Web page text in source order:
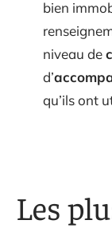
bien
niveau de
d’
qu’ils ont
Les